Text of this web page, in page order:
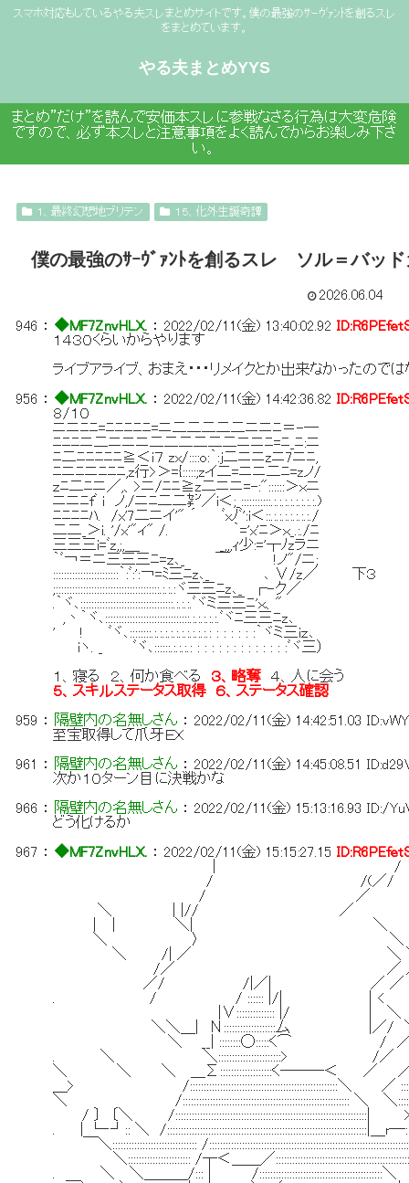
スマホ対応もしているやる夫スレまとめサイトです。僕の最強のｻｰｳﾞｧﾝﾄを創るスレ
をまとめています。
やる夫まとめYYS
まとめ”だけ”を読んで安価本スレに参戦なさる行為は大変危険
ですので、必ず本スレと注意事項をよく読んでからお楽しみ下さ
い。
１、最終幻想地ブリテン １５、化外生誕奇譚
僕の最強のｻｰｳﾞｧﾝﾄを創るスレ ソル＝バッ
2026.06.04
946 ：◆MF7ZnvHLX. ：2022/02/11(金) 13:40:02.92
１４３０くらいからやります
ライブアライブ、おまえ・・・リメイクとか出来なかったのでは
956 ：◆MF7ZnvHLX. ：2022/02/11(金) 14:42:36.82
８/１０
ニニﾆﾆ=ﾆﾆﾆﾆﾆ=ニ二二二二二ニニﾆ＝-─
ﾆﾆﾆニ二ニニニ二二二二二二ニニﾆ=ﾆ_ﾆ:ニ
ﾆ二ﾆﾆﾆﾆﾆ≧＜i７ zx/::::o:｀:j二ニニzニ7ニﾆ,
ﾆニﾆニﾆﾆﾆ,z行>＞={:::::;zイ二=ニニ二ﾆ=zノ/
ｚﾆ二ﾆニ／,、>ニ/ﾆﾆ≧z二ニニ=-:"::::::＞ｘニ
ニニﾆfﾞ i ノ,/ニﾆ二二㌢／i＜;_:::::::::::.:.:.:.:.:.:.:.:.)
ﾆﾆﾆﾆﾊ. /x'7二ニイ'" ´ ﾞxﾉﾞ':i＜::.:.:.:.:.:.:.:./
二二_＞i. '/x'"ィ" /. ｀='x'ﾆ＞ｘ_.:./ﾆ
三三三i=ﾞz,;,＿ _,,,ｨ少:='┬ﾉzラニ
｀ﾞ￢＝ニ三三三ﾆ=ｚ､_ ￣ !ノ"/ニ;
::::::::::::::::::::::::｀:ﾞ:':￢=ﾐ三ﾆz､_ ､ ∨/z／ 下３
;::::::::::::::::::::::::::::::::::::::.:.:.:ヾ三三ﾆz､_ ┌-ク／
.｀ヾ､::::::::::::::::::::::::::::::::::.:.:.:.ﾞヾミ三三ﾆ'ｘ、"
,丶｀ヾ､:::::::::::::::::::::::::::::::.:.:.:.:.:.ﾞヾﾆ三三ﾆz､
' ! ﾞヾ､::::::::.:.:.:.:.:.:.:.:.:.:.: : : : : : :｀ヾミ三iｚ､
iヽ. _ ﾞヾ､::::::.:.:.:.: : : : : : : : : : : : : :ﾞヾ三）
１、寝る ２、何か食べる３、略奪 ４、人に会う
５、スキルステータス取得 ６、ステータス確認
959 ： 隔壁内の名無しさん ：2022/02/11(金) 14:42:51.03
至宝取得して爪牙ＥＸ
961
： 隔壁内の名無しさん ：2022/02/11(金) 14:45:08.51
次か１０ターン目に決戦かな
966 ： 隔壁内の名無しさん ：2022/02/11(金) 15:13:16.93 ID:/
どう化けるか
967 ：◆MF7ZnvHLX. ：2022/02/11(金) 15:15:27.15
| /
/ /(／/
/ ／
＼ | |// ／
｜ | ＼| ＼
＼ 〉 ＼
＼ /| ／ ＼
/／ ／ ／
／/ /|／| ／ ／
. / / :::::: |/|
|∨:::::::::::::: |/ |
＼＼＿| Ν:::::::::::::::::::厶 |
＼ __| ::::::::◯:::::く⌒ /
. ＼ ＼:::::::::::::::::::::::> /／
＼ ＼ ＼ ＿Σ:::::::::::::::::::く―――＜ ／ ／
＿> /::::::::::::::::::::::::::::::::::::::::::::::::::::::＼ ／
＼ /::::::::::::::::::::::::::::::::::::::::::::::::::::::::::::: ＼
/ 〕 〔＼ /
. | └‐┘:: ＼ /
￣＼::::::::::::::::::::::::::::::: /
＼::::::::::::::::::::::: /┬＜＿＿／
. ＼ ＼＿＿＿/::: | /:::::::::::::::::::::::::::::::::::::::::::::＼